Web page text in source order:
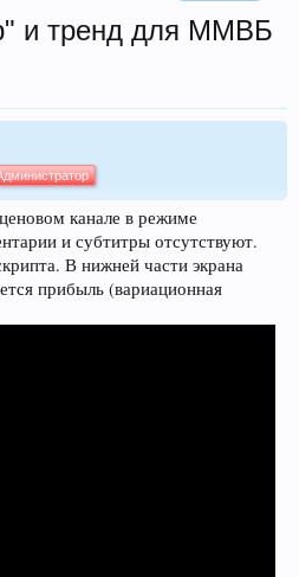
и тренд для ММВБ
канале в режиме
и субтитры отсутствуют.
В нижней части экрана
прибыль (вариационная